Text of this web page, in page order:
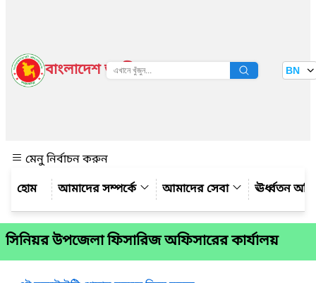
বাংলাদেশ জাতীয় তথ্য বাতায়ন BN
মেনু নির্বাচন করুন
আমাদের সম্পর্কে
আমাদের সেবা ঊর্ধ্বতন
সিনিয়র উপজেলা ফিসারিজ অফিসারের কার্যালয়